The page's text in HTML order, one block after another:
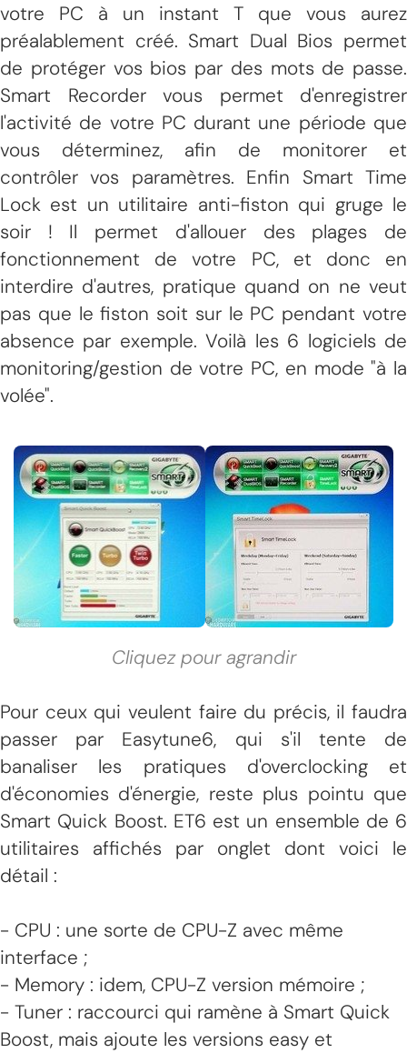
votre PC à un instant T que vous aurez
préalablement créé. Smart Dual Bios permet
de protéger vos bios par des mots de passe.
Smart Recorder vous permet d'enregistrer
l'activité de votre PC durant une période que
vous déterminez, afin de monitorer et
contrôler vos paramètres. Enfin Smart Time
Lock est un utilitaire anti-fiston qui gruge le
soir ! Il permet d'allouer des plages de
fonctionnement de votre PC, et donc en
interdire d'autres, pratique quand on ne veut
pas que le fiston soit sur le PC pendant votre
absence par exemple. Voilà les 6 logiciels de
monitoring/gestion de votre PC, en mode "à la
volée".
Cliquez pour agrandir
Pour ceux qui veulent faire du précis, il faudra
passer par Easytune6, qui s'il tente de
banaliser les pratiques d'overclocking et
d'économies d'énergie, reste plus pointu que
Smart Quick Boost. ET6 est un ensemble de 6
utilitaires affichés par onglet dont voici le
détail :
- CPU : une sorte de CPU-Z avec même
interface ;
- Memory : idem, CPU-Z version mémoire ;
- Tuner : raccourci qui ramène à Smart Quick
Boost, mais ajoute les versions easy et